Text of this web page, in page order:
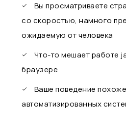
Вы просматриваете
со скоростью, намного
ожидаемую от человека
Что-то мешает работе
браузере
Ваше поведение
автоматизированных